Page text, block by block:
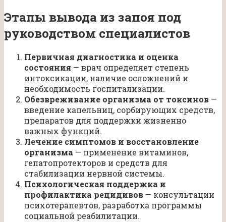
Этапы вывода из запоя под
руководством специалистов
Первичная диагностика и оценка
состояния — врач определяет степень
интоксикации, наличие осложнений и
необходимость госпитализации.
Обезвреживание организма от токсинов —
введение капельниц, сорбирующих средств,
препаратов для поддержки жизненно
важных функций.
Лечение симптомов и восстановление
организма — применение витаминов,
гепатопротекторов и средств для
стабилизации нервной системы.
Психологическая поддержка и
профилактика рецидивов — консультации
психотерапевтов, разработка программы
социальной реабилитации.